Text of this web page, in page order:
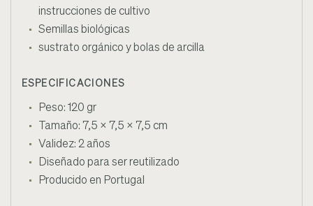
instrucciones de cultivo
Semillas biológicas
sustrato orgánico y bolas de arcilla
ESPECIFICACIONES
Peso: 120 gr
Tamaño: 7,5 x 7,5 x 7,5 cm
Validez: 2 años
Diseñado para ser reutilizado
Producido en Portugal